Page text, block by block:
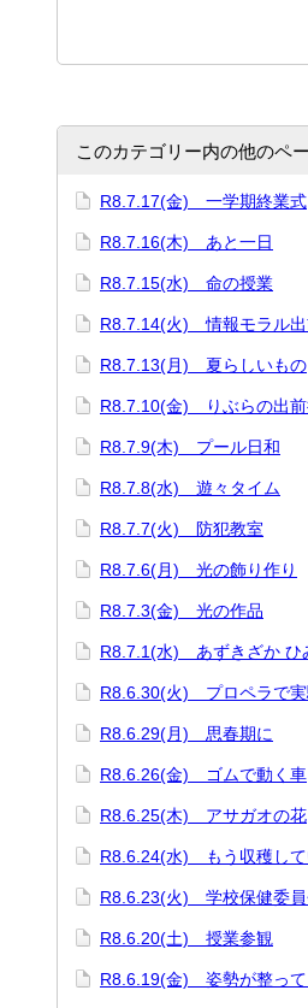
このカテゴリー内の他のペ
R8.7.17(金) 一学期終業式
R8.7.16(木) あと一日
R8.7.15(水) 命の授業
R8.7.14(火) 情報モラル
R8.7.13(月) 夏らしいもの
R8.7.10(金) りぶらの出
R8.7.9(木) プール日和
R8.7.8(水) 遊々タイム
R8.7.7(火) 防犯教室
R8.7.6(月) 光の飾り作り
R8.7.3(金) 光の作品
R8.7.1(水) あずきざか ひ
R8.6.30(火) プロペラで
R8.6.29(月) 思春期に
R8.6.26(金) ゴムで動く車
R8.6.25(木) アサガオの花
R8.6.24(水) もう収穫して
R8.6.23(火) 学校保健委
R8.6.20(土) 授業参観
R8.6.19(金) 姿勢が整って